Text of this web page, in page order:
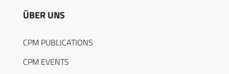
ÜBER UNS
CPM PUBLICATIONS
CPM EVENTS